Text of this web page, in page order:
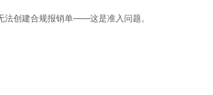
法创建合规报销单——这是准入问题。